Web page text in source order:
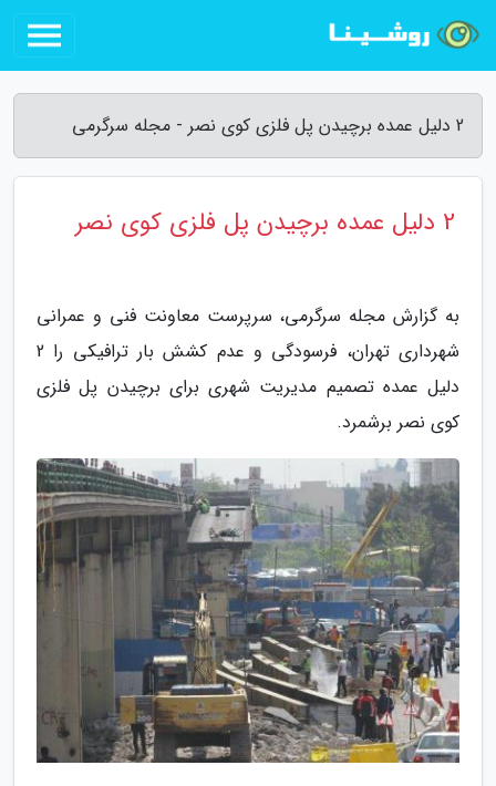
2 دلیل عمده برچیدن پل فلزی کوی نصر - مجله سرگرمی
2 دلیل عمده برچیدن پل فلزی کوی نصر
به گزارش مجله سرگرمی، سرپرست معاونت فنی و عمرانی
شهرداری تهران، فرسودگی و عدم کشش بار ترافیکی را 2
دلیل عمده تصمیم مدیریت شهری برای برچیدن پل فلزی
کوی نصر برشمرد.